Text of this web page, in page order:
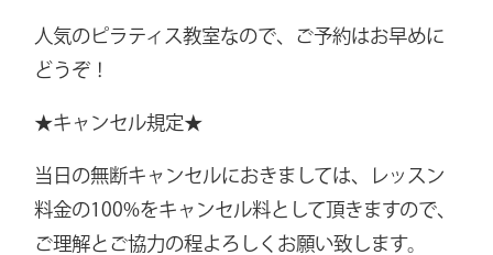
人気のピラティス教室なので、ご予約はお早めに
どうぞ！
★キャンセル規定★
当日の無断キャンセルにおきましては、レッスン
料金の100%をキャンセル料として頂きますので、
ご理解とご協力の程よろしくお願い致します。